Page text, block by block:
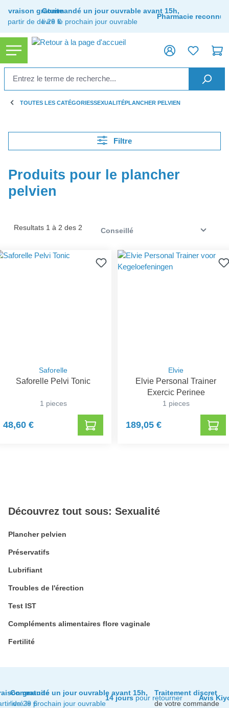
principal
Livraison gratuite
à partir de de 29 €
Commandé un jour ouvrable avant 15h,
livré le prochain jour ouvrable
Pharmacie reconnue
TOUTES LES CATÉGORIESSEXUALITÉPLANCHER PELVIEN
Filtre
Produits pour le plancher
pelvien
Resultats 1 à 2 des 2
Saforelle
Saforelle Pelvi Tonic
1 pieces
48,60 €
Elvie
Elvie Personal Trainer
Exercic Perinee
1 pieces
189,05 €
Découvrez tout sous: Sexualité
Plancher pelvien
Préservatifs
Lubrifiant
Troubles de l'érection
Test IST
Compléments alimentaires flore vaginale
Fertilité
gratuite
de 29 €
Commandé un jour ouvrable avant 15h,
livré le prochain jour ouvrable
14 jourspour retourner
Traitement discret
de votre commande
Avis